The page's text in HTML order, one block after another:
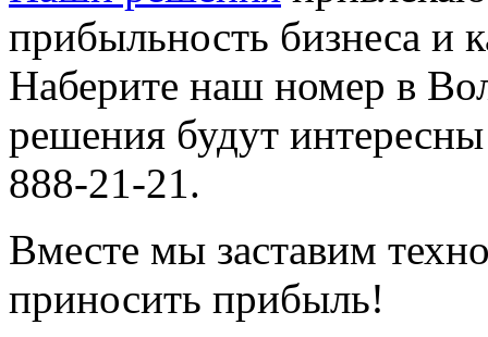
прибыльность бизнеса и
Наберите наш номер в
решения будут
888-21-21.
Вместе мы заставим
приносить прибыль!